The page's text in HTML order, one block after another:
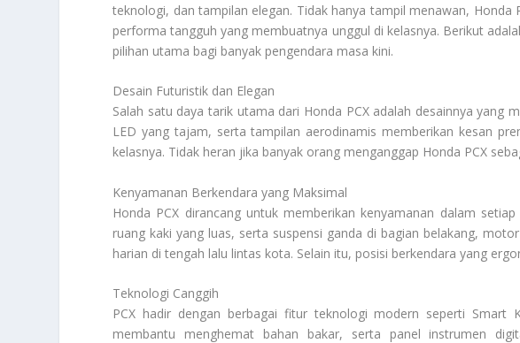
teknologi, dan tampilan elegan. Tidak hanya tampil menawan, Honda
performa tangguh yang membuatnya unggul di kelasnya. Berikut
pilihan utama bagi banyak pengendara masa kini.
Desain Futuristik dan Elegan
Salah satu daya tarik utama dari Honda PCX adalah desainnya yang
LED yang tajam, serta tampilan aerodinamis memberikan kesan
kelasnya. Tidak heran jika banyak orang menganggap Honda PCX
Kenyamanan Berkendara yang Maksimal
Honda PCX dirancang untuk memberikan kenyamanan dalam
ruang kaki yang luas, serta suspensi ganda di bagian belakang,
harian di tengah lalu lintas kota. Selain itu, posisi berkendara yang
Teknologi Canggih
PCX hadir dengan berbagai fitur teknologi modern seperti Smart
membantu menghemat bahan bakar, serta panel instrumen